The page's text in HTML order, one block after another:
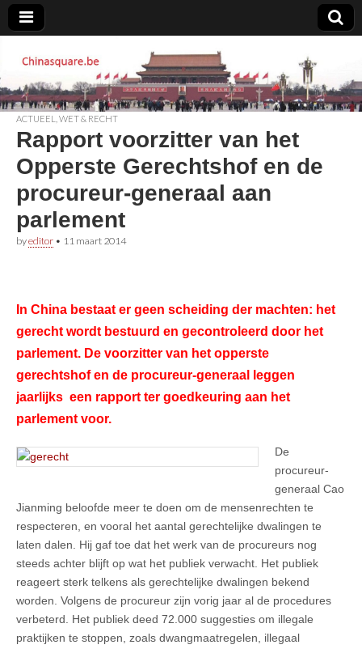
Chinasquare.be
ACTUEEL WET & RECHT
Rapport voorzitter van het
Opperste Gerechtshof en de
procureur-generaal aan
parlement
byeditor • 11 maart 2014
In China bestaat er geen scheiding der machten: het
gerecht wordt bestuurd en gecontroleerd door het
parlement. De voorzitter van het opperste
gerechtshof en de procureur-generaal leggen
jaarlijks een rapport ter goedkeuring aan het
parlement voor.
De
procureur-
generaal Cao
Jianming beloofde meer te doen om de mensenrechten te
respecteren, en vooral het aantal gerechtelijke dwalingen te
laten dalen. Hij gaf toe dat het werk van de procureurs nog
steeds achter blijft op wat het publiek verwacht. Het publiek
reageert sterk telkens als gerechtelijke dwalingen bekend
worden. Volgens de procureur zijn vorig jaar al de procedures
verbeterd. Het publiek deed 72.000 suggesties om illegale
praktijken te stoppen, zoals dwangmaatregelen, illegaal